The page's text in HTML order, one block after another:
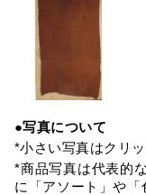
●写真について
*小さい写真はクリ
*商品写真は代表的
に「アソート」や